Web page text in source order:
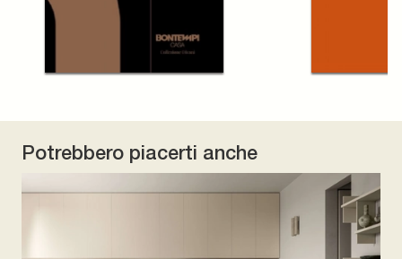
Potrebbero piacerti anche